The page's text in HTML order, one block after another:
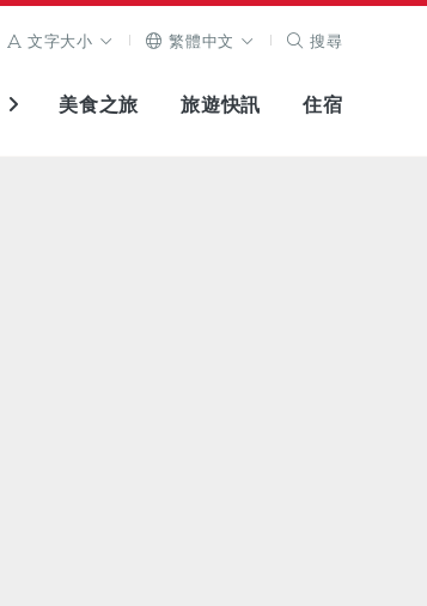
文字大小 繁體中文 搜尋
美食之旅 旅遊快訊 住宿